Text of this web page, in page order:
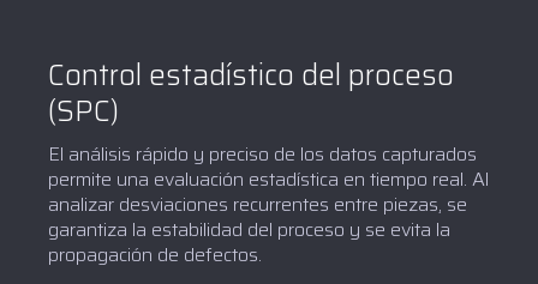
Control estadístico del proceso
(SPC)
El análisis rápido y preciso de los datos capturados
permite una evaluación estadística en tiempo real. Al
analizar desviaciones recurrentes entre piezas, se
garantiza la estabilidad del proceso y se evita la
propagación de defectos.